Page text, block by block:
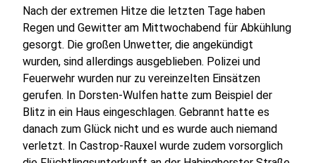
Nach der extremen Hitze die letzten Tage haben
Regen und Gewitter am Mittwochabend für Abkühlung
gesorgt. Die großen Unwetter, die angekündigt
wurden, sind allerdings ausgeblieben. Polizei und
Feuerwehr wurden nur zu vereinzelten Einsätzen
gerufen. In Dorsten-Wulfen hatte zum Beispiel der
Blitz in ein Haus eingeschlagen. Gebrannt hatte es
danach zum Glück nicht und es wurde auch niemand
verletzt. In Castrop-Rauxel wurde zudem vorsorglich